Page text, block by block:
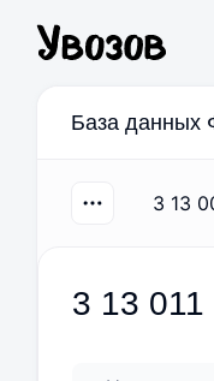
База данных
3 13
3 13